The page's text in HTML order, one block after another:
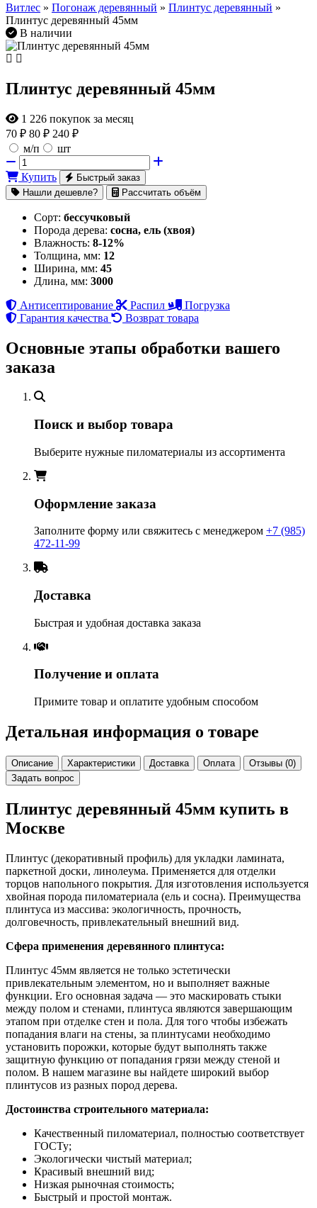
Витлес » Погонаж деревянный » Плинтус деревянный »
Плинтус деревянный 45мм
В наличии
Плинтус деревянный 45мм
1 226 покупок за месяц
70 ₽ 80 ₽ 240 ₽
м/п
шт
Купить
Быстрый заказ
Нашли дешевле?
Рассчитать объём
Сорт: бессучковый
Порода дерева: сосна, ель (хвоя)
Влажность: 8-12%
Толщина, мм: 12
Ширина, мм: 45
Длина, мм: 3000
Антисептирование
Распил
Погрузка
Гарантия качества
Возврат товара
Основные этапы обработки вашего
заказа
Поиск и выбор товара
Выберите нужные пиломатериалы из ассортимента
Оформление заказа
Заполните форму или свяжитесь с менеджером +7 (985)
472-11-99
Доставка
Быстрая и удобная доставка заказа
Получение и оплата
Примите товар и оплатите удобным способом
Детальная информация о товаре
Описание Характеристики Доставка Оплата
Отзывы (0)
Задать вопрос
Плинтус деревянный 45мм купить в
Москве
Плинтус (декоративный профиль) для укладки ламината,
паркетной доски, линолеума. Применяется для отделки
торцов напольного покрытия. Для изготовления используется
хвойная порода пиломатериала (ель и сосна). Преимущества
плинтуса из массива: экологичность, прочность,
долговечность, привлекательный внешний вид.
Сфера применения деревянного плинтуса:
Плинтус 45мм является не только эстетически
привлекательным элементом, но и выполняет важные
функции. Его основная задача — это маскировать стыки
между полом и стенами, плинтуса являются завершающим
этапом при отделке стен и пола. Для того чтобы избежать
попадания влаги на стены, за плинтусами необходимо
установить порожки, которые будут выполнять также
защитную функцию от попадания грязи между стеной и
полом. В нашем магазине вы найдете широкий выбор
плинтусов из разных пород дерева.
Достоинства строительного материала:
Качественный пиломатериал, полностью соответствует
ГОСТу;
Экологически чистый материал;
Красивый внешний вид;
Низкая рыночная стоимость;
Быстрый и простой монтаж.